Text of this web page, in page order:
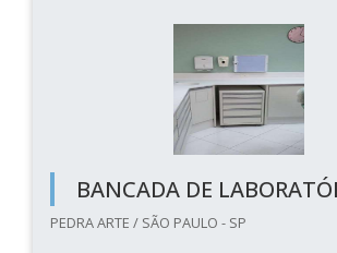
BANCADA DE
PEDRA ARTE / SÃO PAULO - SP